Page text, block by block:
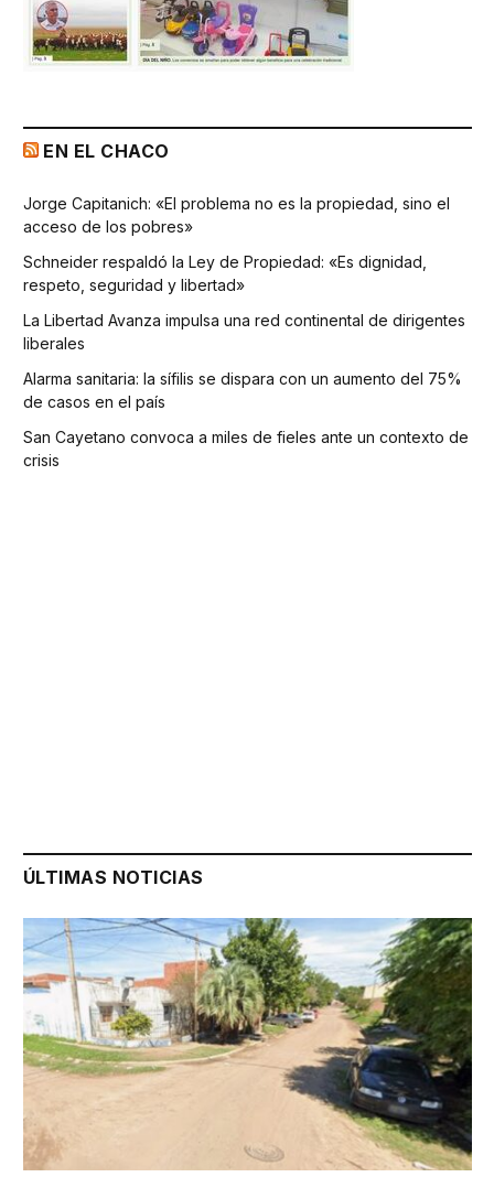
EN EL CHACO
Jorge Capitanich: «El problema no es la propiedad, sino el
acceso de los pobres»
Schneider respaldó la Ley de Propiedad: «Es dignidad,
respeto, seguridad y libertad»
La Libertad Avanza impulsa una red continental de dirigentes
liberales
Alarma sanitaria: la sífilis se dispara con un aumento del 75%
de casos en el país
San Cayetano convoca a miles de fieles ante un contexto de
crisis
ÚLTIMAS NOTICIAS